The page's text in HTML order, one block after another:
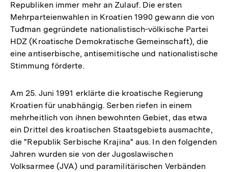
Republiken immer mehr an Zulauf. Die ersten
Mehrparteienwahlen in Kroatien 1990 gewann die von
Tuđman gegründete nationalistisch-völkische Partei
HDZ (Kroatische Demokratische Gemeinschaft), die
eine antiserbische, antisemitische und nationalistische
Stimmung förderte.
Am 25. Juni 1991 erklärte die kroatische Regierung
Kroatien für unabhängig. Serben riefen in einem
mehrheitlich von ihnen bewohnten Gebiet, das etwa
ein Drittel des kroatischen Staatsgebiets ausmachte,
die "Republik Serbische Krajina" aus. In den folgenden
Jahren wurden sie von der Jugoslawischen
Volksarmee (JVA) und paramilitärischen Verbänden